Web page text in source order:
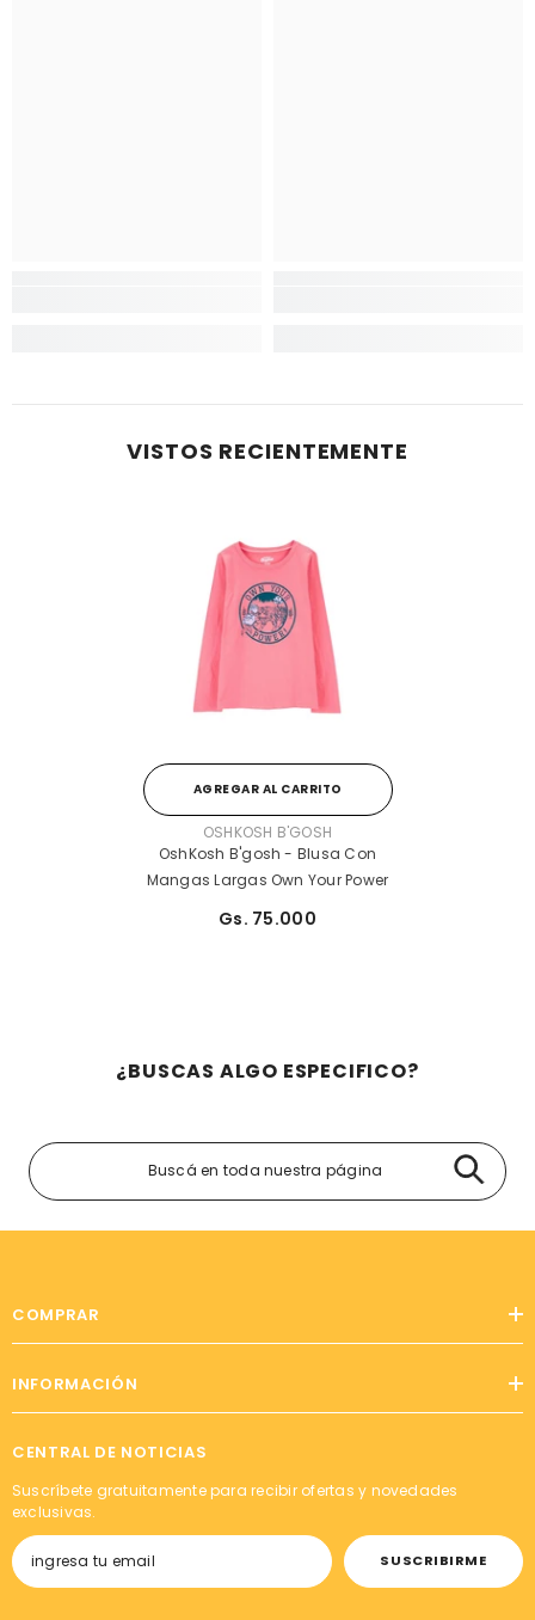
VISTOS RECIENTEMENTE
AGREGAR AL CARRITO
PROVEEDOR:OSHKOSH B'GOSH
OshKosh B'gosh - Blusa Con
Mangas Largas Own Your Power
Gs. 75.000
¿BUSCAS ALGO ESPECIFICO?
COMPRAR
INFORMACIÓN
CENTRAL DE NOTICIAS
Suscríbete gratuitamente para recibir ofertas y novedades
exclusivas.
SUSCRIBIRME